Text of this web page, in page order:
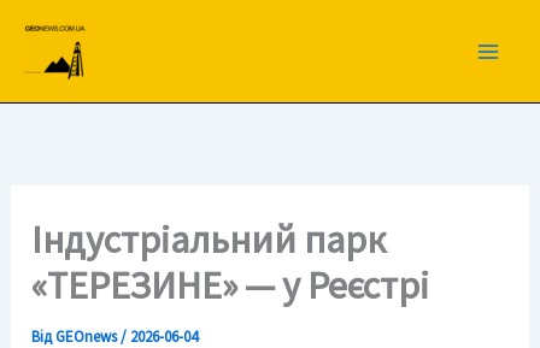
вмісту
Індустріальний парк
«ТЕРЕЗИНЕ» — у Реєстрі
ВідGEOnews/ 2026-06-04